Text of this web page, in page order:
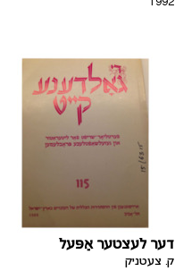
1992
דער לעצטער אַפּעל
ק. צעטניק